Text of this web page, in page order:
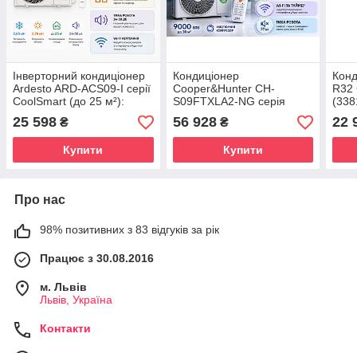
Інверторний кондиціонер
Ardesto ARD-ACS09-I серії
CoolSmart (до 25 м²):
енергоефективний фреон
R32
25 598 ₴
Купити
Кондиціонер
Cooper&Hunter CH-
S09FTXLA2-NG серія
Arctic Inverter
56 928₴
Купити
R32
22
Про нас
98% позитивних з 83 відгуків за рік
Працює з 30.08.2016
м. Львів
Львів, Україна
Контакти